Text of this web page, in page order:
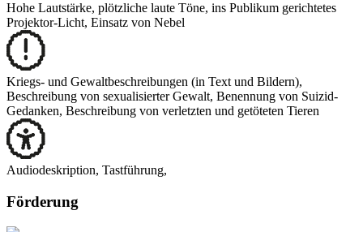
Hohe Lautstärke, plötzliche laute Töne, ins Publikum gerichtetes
Projektor-Licht, Einsatz von Nebel
Kriegs- und Gewaltbeschreibungen (in Text und Bildern),
Beschreibung von sexualisierter Gewalt, Benennung von Suizid-
Gedanken, Beschreibung von verletzten und getöteten Tieren
Audiodeskription, Tastführung,
Förderung